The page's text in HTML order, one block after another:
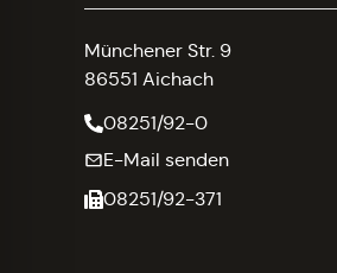
Münchener Str. 9
86551 Aichach
08251/92-0
E-Mail senden
08251/92-371